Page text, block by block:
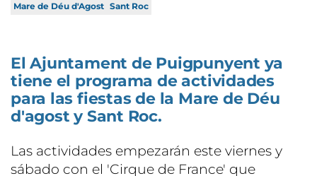
Mare de Déu d'Agost Sant Roc
El Ajuntament de Puigpunyent ya
tiene el programa de actividades
para las fiestas de la Mare de Déu
d'agost y Sant Roc.
Las actividades empezarán este viernes y
sábado con el 'Cirque de France' que